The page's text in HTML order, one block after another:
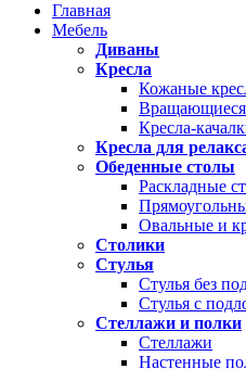
Главная
Мебель
Диваны
Кресла
Кожаные
Вращающиеся
Кресла-
Кресла для
Обеденные столы
Раскладные
Овальные и
Столики
Стулья
Стулья без
Стулья с
Стеллажи и полки
Стеллажи
Настенные